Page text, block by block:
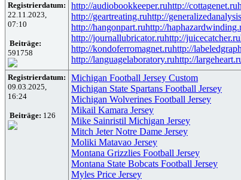
Registrierdatum:
22.11.2023,
07:10
Beiträge:
591758
http://audiobookkeeper.ruhttp://cottagenet.ru
http://geartreating.ruhttp://
http://hangonpart.ruhttp://
http://journallubricator.ruhttp://juicecatcher.ru
http://kondoferromagnet.ruhttp://
http://languagelaboratory.ruhttp://
Registrierdatum:
09.03.2025,
16:24
Beiträge: 126
Michigan Football Jersey Custom
Michigan State Spartans Football Jersey
Michigan Wolverines Football Jersey
Mikail Kamara Jersey
Mike Sainristil Michigan Jersey
Mitch Jeter Notre Dame Jersey
Moliki Matavao Jersey
Montana Grizzlies Football Jersey
Montana State Bobcats Football Jersey
Myles Price Jersey